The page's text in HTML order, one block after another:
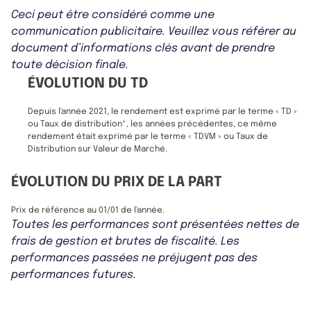
Ceci peut être considéré comme une
communication publicitaire. Veuillez vous référer au
document d’informations clés avant de prendre
toute décision finale.
ÉVOLUTION DU TD
Depuis l'année 2021, le rendement est exprimé par le terme « TD »
ou Taux de distribution*, les années précédentes, ce même
rendement était exprimé par le terme « TDVM » ou Taux de
Distribution sur Valeur de Marché.
ÉVOLUTION DU PRIX DE LA PART
Prix de référence au 01/01 de l'année.
Toutes les performances sont présentées nettes de
frais de gestion et brutes de fiscalité. Les
performances passées ne préjugent pas des
performances futures.